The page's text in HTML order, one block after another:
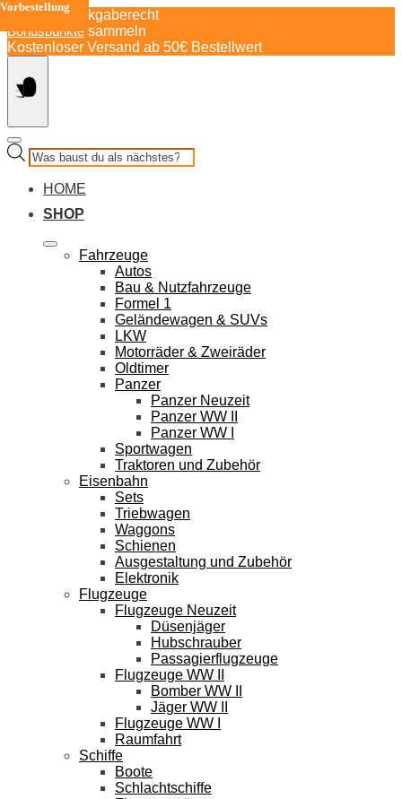
Springe
zum
Inhalt
30 Tage Rückgaberecht
Bonuspunkte sammeln
Kostenloser Versand ab 50€ Bestellwert
Products
search
HOME
SHOP
Fahrzeuge
Autos
Bau & Nutzfahrzeuge
Formel 1
Geländewagen & SUVs
LKW
Motorräder & Zweiräder
Oldtimer
Panzer
Panzer Neuzeit
Panzer WW II
Panzer WW I
Sportwagen
Traktoren und Zubehör
Eisenbahn
Sets
Triebwagen
Waggons
Schienen
Ausgestaltung und Zubehör
Elektronik
Flugzeuge
Flugzeuge Neuzeit
Düsenjäger
Hubschrauber
Passagierflugzeuge
Flugzeuge WW II
Bomber WW II
Jäger WW II
Flugzeuge WW I
Raumfahrt
Schiffe
Boote
Schlachtschiffe
Vorbestellung